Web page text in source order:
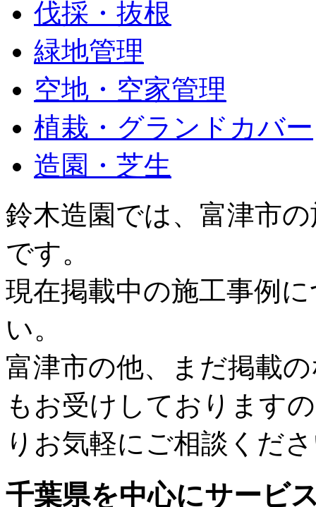
伐採・抜根
緑地管理
空地・空家管理
植栽・グランドカバー
造園・芝生
鈴木造園では、富津市
です。
現在掲載中の施工事例
い。
富津市の他、まだ掲載
もお受けしております
りお気軽にご相談くだ
千葉県を中心にサービ